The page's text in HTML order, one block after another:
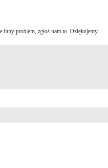
inny problem, zgłoś nam to. Dziękujemy.